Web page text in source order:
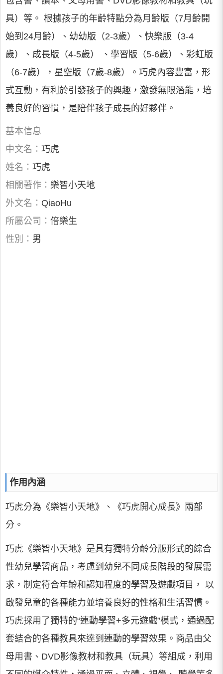
具）等。 根據孩子的年齡特點分為月齡版（7月齡開
始到24月齡）、幼幼版（2-3歲）、快樂版（3-4
歲）、成長版（4-5歲） 、學習版（5-6歲）、彩虹版
（6-7歲），星空版（7歲-8歲）。巧虎內容豐富，形
式互動，有利於引發孩子的興趣，激發無限潛能，培
養良好的習慣，是陪伴孩子成長的好夥伴。
基本信息
中文名： 巧虎
姓名： 巧虎
相關著作： 樂智小天地
外文名： QiaoHu
所屬公司： 倍樂生
性別： 男
作用內涵
巧虎分為《樂智小天地》、《巧虎開心成長》兩部
分。
巧虎《樂智小天地》是具有獨特分齡分版形式的綜合
性幼兒學習商品，考慮到幼兒不同成長階段的發展需
求，制定符合年齡和認知程度的學習及遊戲項目， 以
啟發兒童的各種能力並培養良好的性格和生活習慣。
巧虎採用了獨特的“連動學習+多元遊戲”模式，通過配
套結合的各種教具來達到連動的學習效果。商品由父
母用書、DVD影像教材和教具（玩具）等組成，利用